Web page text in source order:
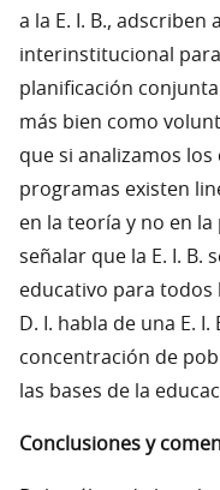
a la E. I. B.,
interinstitucional
planificación
más bien como
que si analizamos
programas existen
en la teoría y no en
señalar que la E. I. B.
educativo para todos
D. I. habla de una E.
concentración de
las bases de la
Conclusiones y